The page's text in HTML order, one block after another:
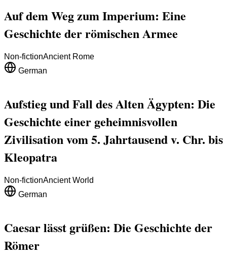
Auf dem Weg zum Imperium: Eine
Geschichte der römischen Armee
Non-fictionAncient Rome
German
Aufstieg und Fall des Alten Ägypten: Die
Geschichte einer geheimnisvollen
Zivilisation vom 5. Jahrtausend v. Chr. bis
Kleopatra
Non-fictionAncient World
German
Caesar lässt grüßen: Die Geschichte der
Römer